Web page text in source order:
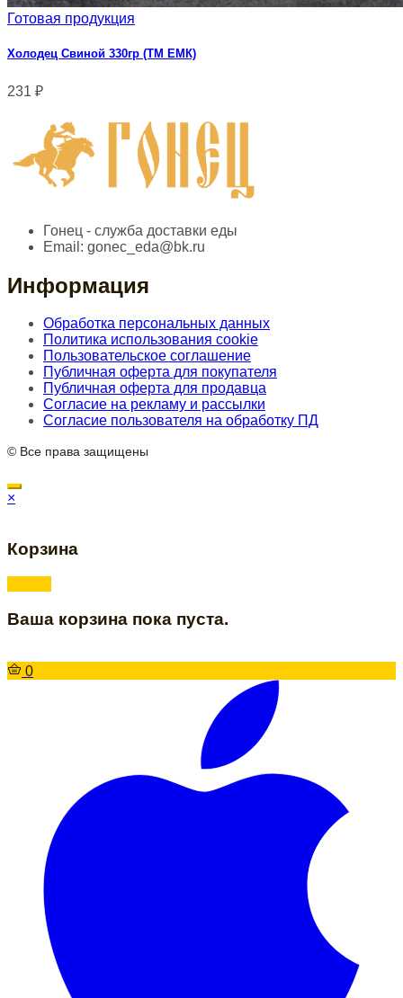
Готовая продукция
Холодец Свиной 330гр (ТМ ЕМК)
231 ₽
Гонец - служба доставки еды
Email: gonec_eda@bk.ru
Информация
Обработка персональных данных
Политика использования cookie
Пользовательское соглашение
Публичная оферта для покупателя
Публичная оферта для продавца
Согласие на рекламу и рассылки
Согласие пользователя на обработку ПД
© Все права защищены
×
Корзина
Ваша корзина пока пуста.
0